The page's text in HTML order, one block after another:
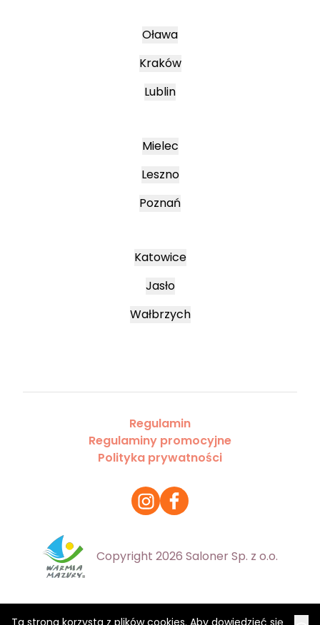
Ta strona korzysta z plików cookies. Aby dowiedzieć się
Oława
Kraków
Lublin
Mielec
Leszno
Poznań
Katowice
Jasło
Wałbrzych
Regulamin
Regulaminy promocyjne
Polityka prywatności
Copyright 2026 Saloner Sp. z o.o.